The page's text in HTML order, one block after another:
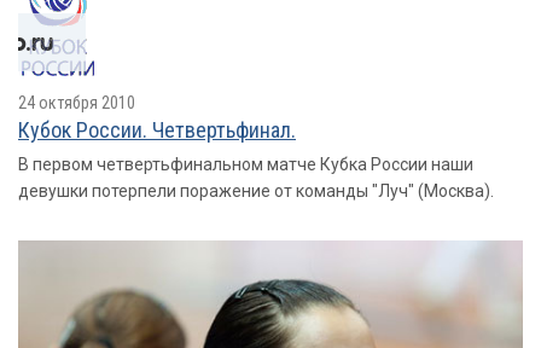
24 октября 2010
Кубок России. Четвертьфинал.
В первом четвертьфинальном матче Кубка России наши
девушки потерпели поражение от команды "Луч" (Москва).